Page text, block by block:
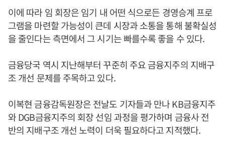
이에 따라 임 회장은 임기 내 어떤 식으로든 경영승계 프로
그램을 마련할 가능성이 큰데 시장과 소통을 통해 불확실성
을 줄인다는 측면에서 그 시기는 빠를수록 좋을 수 있다.
금융당국 역시 지난해부터 꾸준히 주요 금융지주의 지배구
조 개선 문제를 주목하고 있다.
이복현 금융감독원장은 전날도 기자들과 만나 KB금융지주
와 DGB금융지주의 회장 선임 과정을 평가하며 금융사 전
반의 지배구조 개선 노력이 더욱 필요하다고 지적했다.